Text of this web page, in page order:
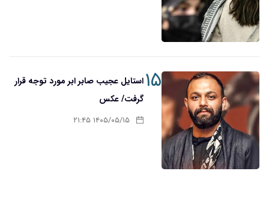
۱۵استایل عجیب صابر ابر مورد توجه قرار
گرفت/ عکس
۱۴۰۵/۰۵/۱۵ ۲۱:۴۵